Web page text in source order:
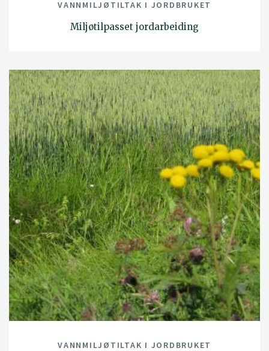
VANNMILJØTILTAK I JORDBRUKET
Miljøtilpasset jordarbeiding
VANNMILJØTILTAK I JORDBRUKET